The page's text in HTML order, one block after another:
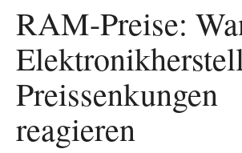
RAM-Preise:
Preissenkungen
reagieren